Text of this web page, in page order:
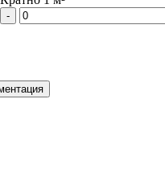
-